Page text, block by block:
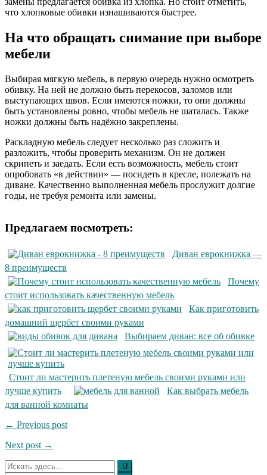
что хлопковые обивки изнашиваются быстрее.
На что обращать снимание при выборе
мебели
Выбирая мягкую мебель, в первую очередь нужно осмотреть
обивку. На ней не должно быть перекосов, заломов или
выступающих швов. Если имеются ножки, то они должны
быть установлены ровно, чтобы мебель не шаталась. Также
ножки должны быть надёжно закреплены.
Раскладную мебель следует несколько раз сложить и
разложить, чтобы проверить механизм. Он не должен
скрипеть и заедать. Если есть возможность, мебель стоит
опробовать «в действии» — посидеть в кресле, полежать на
диване. Качественно выполненная мебель прослужит долгие
годы, не требуя ремонта или замены.
Предлагаем посмотреть:
Диван еврокнижка —
8 преимуществ
Почему
стоит использовать качественную мебель
Как приготовить
домашний щербет своими руками
Выбираем диван: все об обивке
Стоит ли мастерить плетеную мебель своими руками или
лучше купить
Как выбрать мебель
для ванной комнаты
← Previous post
Next post →